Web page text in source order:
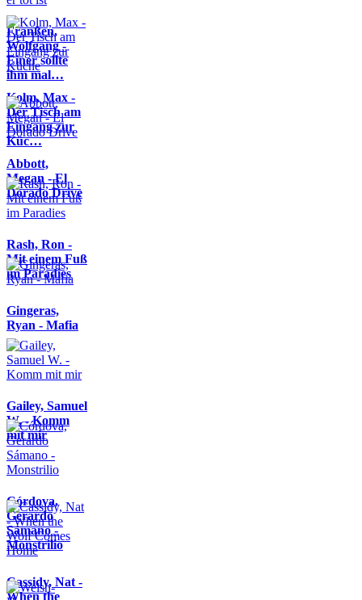
Franßen,
Wolfgang -
Einer sollte
ihm mal…
Kolm, Max -
Der Tisch am
Eingang zur
Küc…
Abbott,
Megan - El
Dorado Drive
Rash, Ron -
Mit einem Fuß
im Paradies
Gingeras,
Ryan - Mafia
Gailey, Samuel
W. - Komm
mit mir
Córdova,
Gerardo
Sámano -
Monstrilio
Cassidy, Nat -
When the